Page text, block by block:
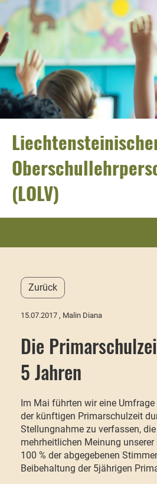
(LOLV)
Zurück
15.07.2017 , Malin Diana
Die
5 Jahren
Im Mai führten wir eine
der künftigen Primarschulzeit
Stellungnahme zu verfassen,
mehrheitlichen Meinung
100 % der abgegebenen
Beibehaltung der 5jährigen